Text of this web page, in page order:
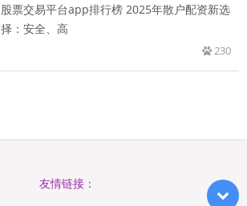
股票交易平台app排行榜 2025年散户配资新选
择：安全、高
230
友情链接：